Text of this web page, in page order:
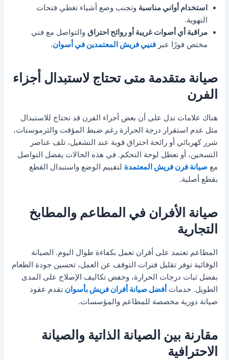
استخدام أواني مناسبة وتجنب وضع أشياء تغطي فتحات
التهوية.
مراقبة أي أصوات غريبة أو روائح احتراق والتواصل مع فني
مختص فورًا عبرفنيي فريش المعتمدين في أسوان.
صيانة متقدمة متى تحتاج لاستبدال أجزاء
الفرن
هناك علامات تدل على أن بعض أجزاء الفرن قد تحتاج للاستبدال
مثل عدم استقرار درجة الحرارة رغم ضبط المؤقت والثرموستات،
شرر كهربائي أو رائحة احتراق قوية عند التشغيل، تلف عناصر
التسخين، أو تعطل لوحة التحكم. في هذه الحالات يفضل التواصل
معصيانة فرن فريش المعتمدة لتقييم الوضع واستبدال القطع
بقطع أصلية.
صيانة الأفران في المطاعم والمطابخ
التجارية
المطاعم تعتمد على أفران تعمل بكفاءة طوال اليوم. الصيانة
الوقائية توفر تقليل فترات التوقف عن العمل، تحسين جودة الطعام
بفضل ثبات درجات الحرارة، وخفض تكاليف الإصلاح على المدى
الطويل. خدمات أفضل صيانة أفران فريش بأسوان تقدم عقود
صيانة دورية مخصصة للمطاعم والمؤسسات.
مقارنة بين الصيانة الذاتية والصيانة
الاحترافية